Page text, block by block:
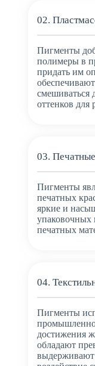
02.
Пигменты
полимеры в
придать им
смешиваться
оттенков для
03.
Пигменты
печатных
яркие и
упаковочных
печатных
04.
Пигменты
достижения
обладают
выдерживают